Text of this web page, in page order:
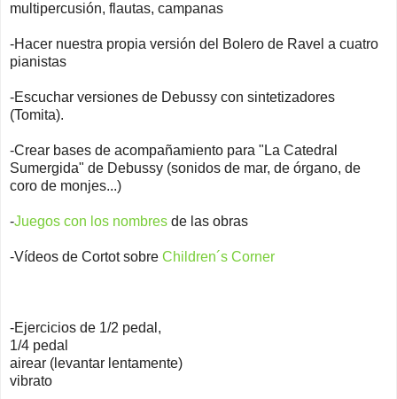
multipercusión, flautas, campanas
-Hacer nuestra propia versión del Bolero de Ravel a cuatro
pianistas
-Escuchar versiones de Debussy con sintetizadores
(Tomita).
-Crear bases de acompañamiento para "La Catedral
Sumergida" de Debussy (sonidos de mar, de órgano, de
coro de monjes...)
-Juegos con los nombres de las obras
-Vídeos de Cortot sobre Children´s Corner
-Ejercicios de 1/2 pedal,
1/4 pedal
airear (levantar lentamente)
vibrato